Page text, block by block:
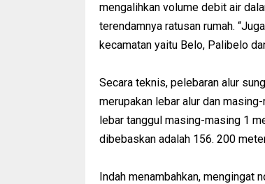
mengalihkan volume debit air
terendamnya ratusan rumah.
kecamatan yaitu Belo, Palibelo
Secara teknis, pelebaran alur
merupakan lebar alur dan
lebar tanggul masing-masing 1
dibebaskan adalah 156. 200
Indah menambahkan, mengingat